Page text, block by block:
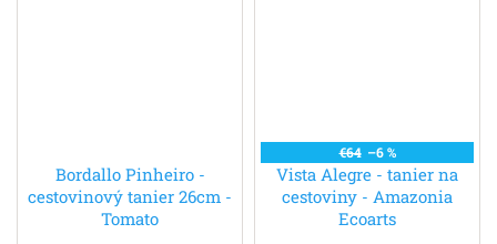
Bordallo Pinheiro -
cestovinový tanier 26cm -
Tomato
€64 –6 %
Vista Alegre - tanier na
cestoviny - Amazonia
Ecoarts